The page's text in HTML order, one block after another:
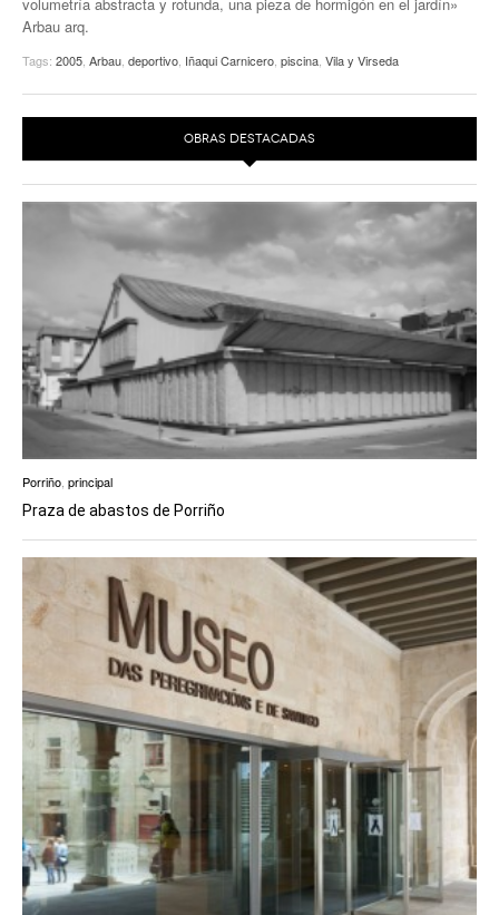
EUROPAN
Arbau arq.
Tags: 2005, Arbau, deportivo, Iñaqui Carnicero, piscina, Vila y Virseda
OBRAS DESTACADAS
Porriño principal
Praza de abastos de Porriño